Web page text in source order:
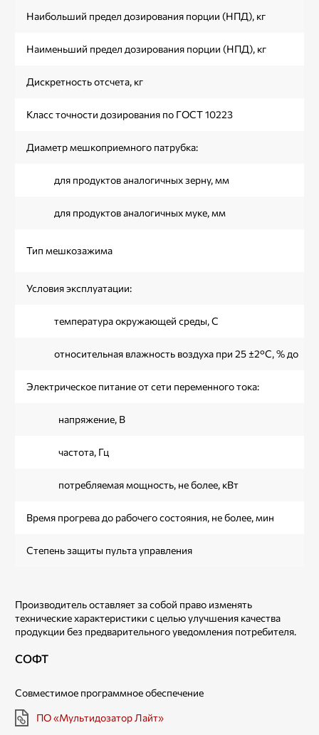
Наибольший предел дозирования порции (НПД), кг
Наименьший предел дозирования порции (НПД), кг
Дискретность отсчета, кг
Класс точности дозирования по ГОСТ 10223
Диаметр мешкоприемного патрубка:
для продуктов аналогичных зерну, мм
для продуктов аналогичных муке, мм
Тип мешкозажима
Условия эксплуатации:
температура окружающей среды, С
относительная влажность воздуха при 25 ±2°C, % до
Электрическое питание от сети переменного тока:
напряжение, В
частота, Гц
потребляемая мощность, не более, кВт
Время прогрева до рабочего состояния, не более, мин
Степень защиты пульта управления
Производитель оставляет за собой право изменять
технические характеристики с целью улучшения качества
продукции без предварительного уведомления потребителя.
СОФТ
Совместимое программное обеспечение
ПО «Мультидозатор Лайт»